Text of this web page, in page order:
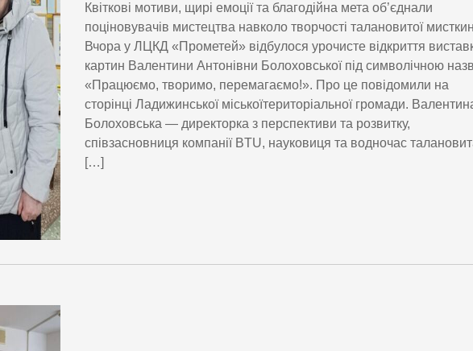
Квіткові мотиви, щирі емоції та благодійна мета об’єднали
поціновувачів мистецтва навколо творчості талановитої
Вчора у ЛЦКД «Прометей» відбулося урочисте відкриття
картин Валентини Антонівни Болоховської під символічною
«Працюємо, творимо, перемагаємо!». Про це повідомили на
сторінці Ладижинської міськоїтериторіальної громади.
Болоховська — директорка з перспективи та розвитку,
співзасновниця компанії BTU, науковиця та водночас
[…]